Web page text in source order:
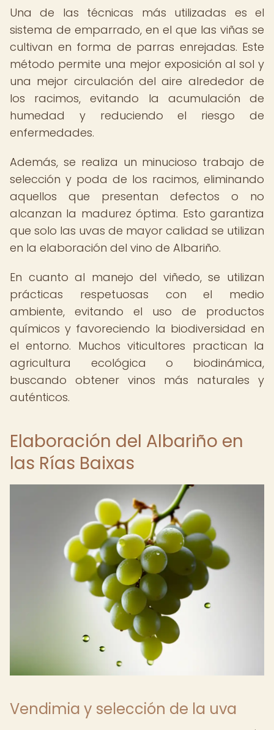
Una de las técnicas más utilizadas es el
sistema de emparrado, en el que las viñas se
cultivan en forma de parras enrejadas. Este
método permite una mejor exposición al sol y
una mejor circulación del aire alrededor de
los racimos, evitando la acumulación de
humedad y reduciendo el riesgo de
enfermedades.
Además, se realiza un minucioso trabajo de
selección y poda de los racimos, eliminando
aquellos que presentan defectos o no
alcanzan la madurez óptima. Esto garantiza
que solo las uvas de mayor calidad se utilizan
en la elaboración del vino de Albariño.
En cuanto al manejo del viñedo, se utilizan
prácticas respetuosas con el medio
ambiente, evitando el uso de productos
químicos y favoreciendo la biodiversidad en
el entorno. Muchos viticultores practican la
agricultura ecológica o biodinámica,
buscando obtener vinos más naturales y
auténticos.
Elaboración del Albariño en
las Rías Baixas
Vendimia y selección de la uva